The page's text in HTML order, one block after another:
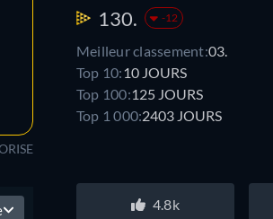
130. -12
Meilleur classement:03.
Top 10: 10 JOURS
Top 100:125 JOURS
Top 1 000:2403 JOURS
4.8k